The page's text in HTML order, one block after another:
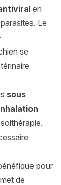
l en
Le
se
sous
pour
de